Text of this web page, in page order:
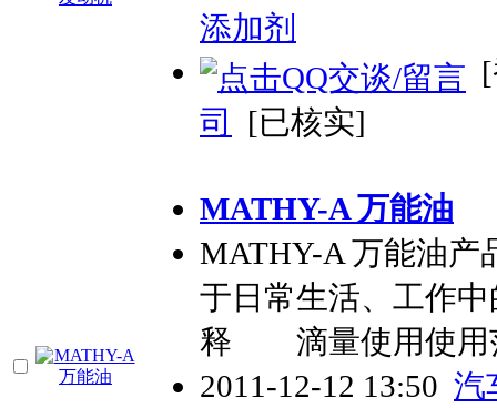
添加剂
司
[已核实]
MATHY-A 万能油
MATHY-A 万能油
于日常生活、工作
释 滴量使用使
2011-12-12 13:50 汽